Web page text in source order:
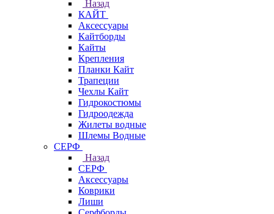
Назад
КАЙТ
Аксессуары
Кайтборды
Кайты
Крепления
Планки Кайт
Трапеции
Чехлы Кайт
Гидрокостюмы
Гидроодежда
Жилеты водные
Шлемы Водные
СЕРФ
Назад
СЕРФ
Аксессуары
Коврики
Лиши